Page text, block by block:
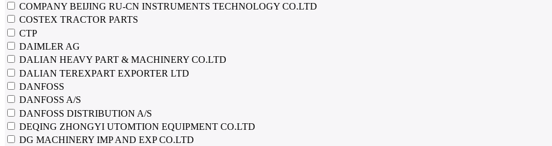
COMPANY BEIJING RU-CN INSTRUMENTS TECHNOLOGY CO.LTD
COSTEX TRACTOR PARTS
CTP
DAIMLER AG
DALIAN HEAVY PART & MACHINERY CO.LTD
DALIAN TEREXPART EXPORTER LTD
DANFOSS
DANFOSS A/S
DANFOSS DISTRIBUTION A/S
DEQING ZHONGYI UTOMTION EQUIPMENT CO.LTD
DG MACHINERY IMP AND EXP CO.LTD